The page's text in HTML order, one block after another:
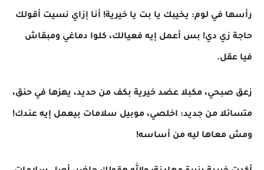
رأسها في لوم: يخيبك يا بت يا خيرية! أنا إزاي نسيت أقولك
حاجة زي دي! بس أعمل إيه فعيالك، كلوا دماغي ومبقاش
فيا عقل.
زعق صبحي، مكبلا عضد خيرية بكف من حديد، يهزها في حنق،
متسائلا من جديد: اخلصي، موبيل سلامات بيعمل إيه عندك!
ومش معاها ليه من أساسه!